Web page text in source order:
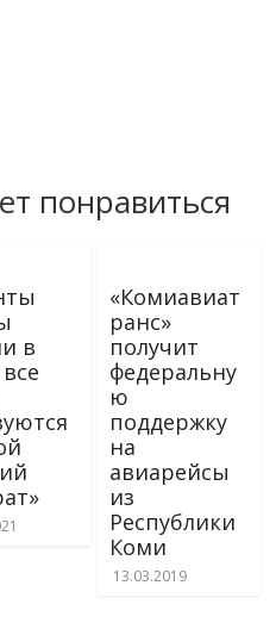
понравиться
в
«Комиавиат
ранс»
получит
федеральну
ю
поддержку
на
авиарейсы
из
Республики
Коми
13.03.2019